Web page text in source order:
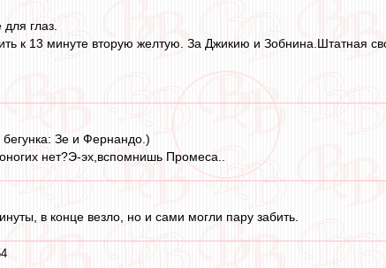
глаз.
к 13 минуте вторую желтую. За Джикию и Зобнина.Штатная
Зе и Фернандо.)
нет?Э-эх,вспомнишь Промеса..
в конце везло, но и сами могли пару забить.